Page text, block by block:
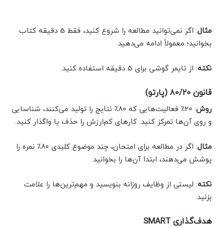
مثال
: اگر نمی‌توانید مطالعه را شروع کنید، فقط 5 دقیقه کتاب
بخوانید؛ معمولاً ادامه می‌دهید.
نکته: از تایمر گوشی برای 5 دقیقه استفاده کنید.
قانون 80/20 (پارتو)
روش
: 20٪ فعالیت‌هایی که 80٪ نتایج را تولید می‌کنند، شناسایی
و روی آن‌ها تمرکز کنید. کارهای کم‌ارزش را حذف یا واگذار کنید.
مثال
: اگر در مطالعه برای امتحان، چند موضوع کلیدی 80٪ نمره را
پوشش می‌دهند، ابتدا آن‌ها را بخوانید.
نکته: لیستی از وظایف روزانه بنویسید و مهم‌ترین‌ها را علامت
بزنید.
هدف‌گذاری SMART